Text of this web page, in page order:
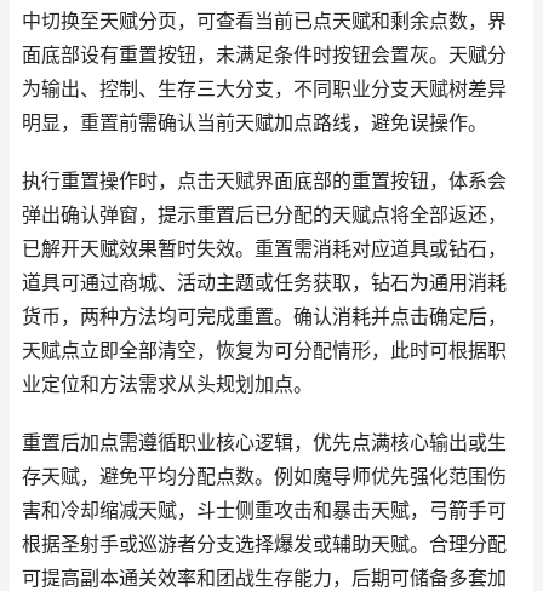
中切换至天赋分页，可查看当前已点天赋和剩余点数，界
面底部设有重置按钮，未满足条件时按钮会置灰。天赋分
为输出、控制、生存三大分支，不同职业分支天赋树差异
明显，重置前需确认当前天赋加点路线，避免误操作。
执行重置操作时，点击天赋界面底部的重置按钮，体系会
弹出确认弹窗，提示重置后已分配的天赋点将全部返还，
已解开天赋效果暂时失效。重置需消耗对应道具或钻石，
道具可通过商城、活动主题或任务获取，钻石为通用消耗
货币，两种方法均可完成重置。确认消耗并点击确定后，
天赋点立即全部清空，恢复为可分配情形，此时可根据职
业定位和方法需求从头规划加点。
重置后加点需遵循职业核心逻辑，优先点满核心输出或生
存天赋，避免平均分配点数。例如魔导师优先强化范围伤
害和冷却缩减天赋，斗士侧重攻击和暴击天赋，弓箭手可
根据圣射手或巡游者分支选择爆发或辅助天赋。合理分配
可提高副本通关效率和团战生存能力，后期可储备多套加